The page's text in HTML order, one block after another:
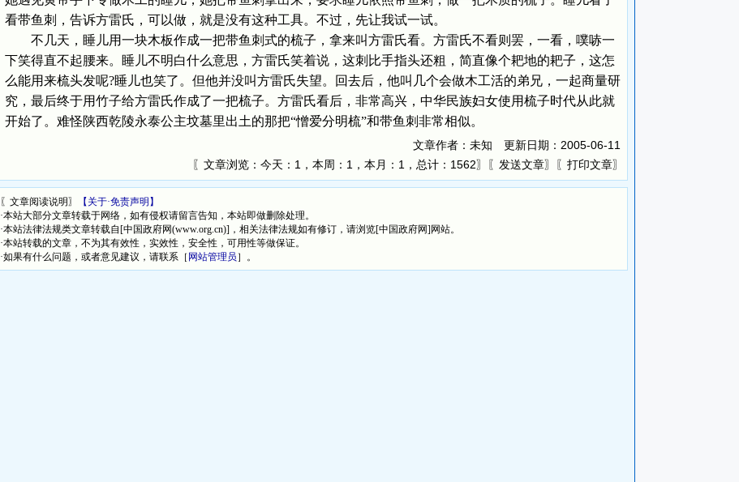
看带鱼刺，告诉方雷氏，可以做，就是没有这种工具。不过，先让我试一试。
不几天，睡儿用一块木板作成一把带鱼刺式的梳子，拿来叫方雷氏看。方雷氏不看则罢，一看，噗哧一
下笑得直不起腰来。睡儿不明白什么意思，方雷氏笑着说，这刺比手指头还粗，简直像个耙地的耙子，这怎
么能用来梳头发呢?睡儿也笑了。但他并没叫方雷氏失望。回去后，他叫几个会做木工活的弟兄，一起商量研
究，最后终于用竹子给方雷氏作成了一把梳子。方雷氏看后，非常高兴，中华民族妇女使用梳子时代从此就
开始了。难怪陕西乾陵永泰公主坟墓里出土的那把“憎爱分明梳”和带鱼刺非常相似。
文章作者：未知 更新日期： 2005-06-11
〖文章浏览： 今天：1，本周：1，本月：1，总计：1562〗〖 发送文章〗〖 打印文章〗
〖文章阅读说明〗
【关于·免责声明】
·本站大部分文章转载于网络，如有侵权请留言告知，本站即做删除处理。
·本站法律法规类文章转载自[中国政府网(www.org.cn)]，相关法律法规如有修订，请浏览[中国政府网]网站。
·本站转载的文章，不为其有效性，实效性，安全性，可用性等做保证。
·如果有什么问题，或者意见建议，请联系［ 网站管理员 ］。